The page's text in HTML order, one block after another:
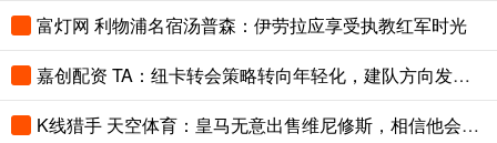
富灯网 利物浦名宿汤普森：伊劳拉应享受执教红军时光
嘉创配资 TA：纽卡转会策略转向年轻化，建队方向发生转变
K线猎手 天空体育：皇马无意出售维尼修斯，相信他会续约